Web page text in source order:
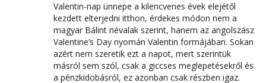
Valentin-nap ünnepe a kilencvenes évek elejétől
kezdett elterjedni itthon, érdekes módon nem a
magyar Bálint névalak szerint, hanem az angolszász
Valentine’s Day nyomán Valentin formájában. Sokan
azért nem szeretik ezt a napot, mert szerintük
másról sem szól, csak a giccses meglepetésekről és
a pénzkidobásról, ez azonban csak részben igaz.